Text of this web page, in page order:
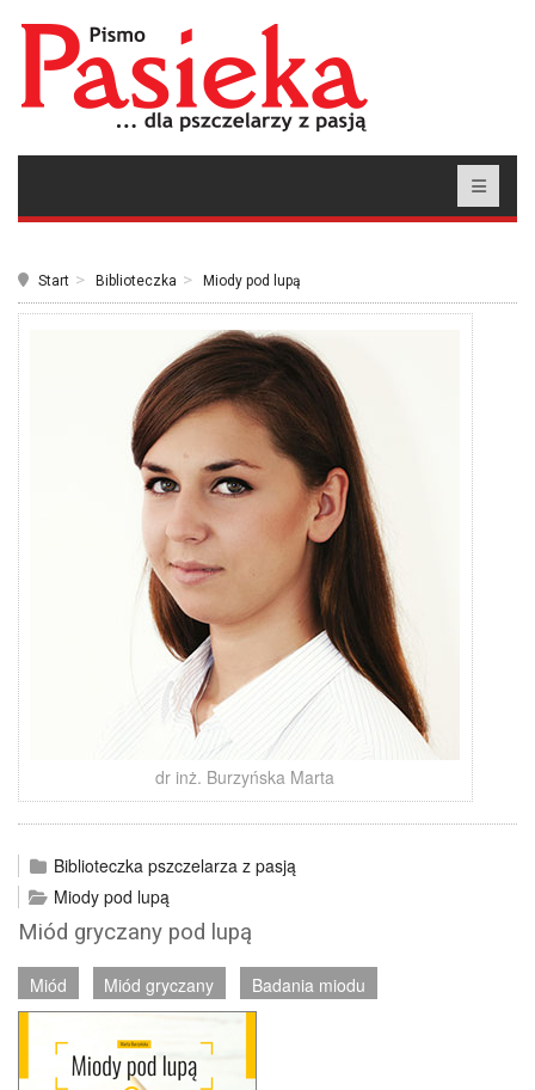
Start Biblioteczka Miody pod lupą
dr inż. Burzyńska Marta
Biblioteczka pszczelarza z pasją
Miody pod lupą
Miód gryczany pod lupą
Miód Miód gryczany Badania miodu